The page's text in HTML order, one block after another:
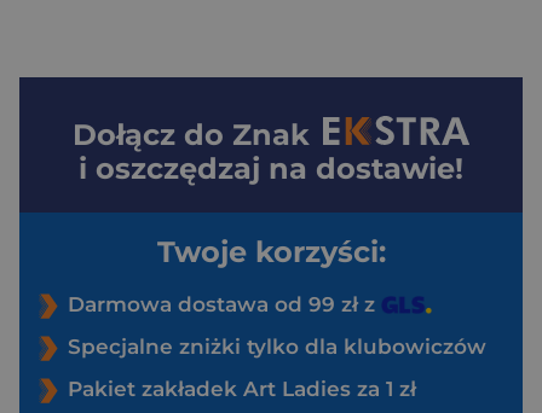
Dołącz do Znak
i oszczędzaj na dostawie!
Twoje korzyści:
Darmowa dostawa od 99 zł z
Specjalne zniżki tylko dla klubowiczów
Pakiet zakładek Art Ladies za 1 zł